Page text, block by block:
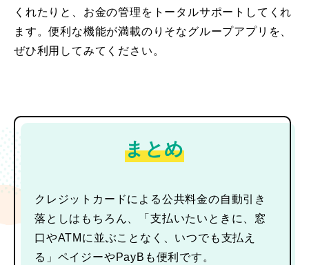
くれたりと、お金の管理をトータルサポートしてくれ
ます。便利な機能が満載のりそなグループアプリを、
ぜひ利用してみてください。
まとめ
クレジットカードによる公共料金の自動引き
落としはもちろん、「支払いたいときに、窓
口やATMに並ぶことなく、いつでも支払え
る」ペイジーやPayBも便利です。